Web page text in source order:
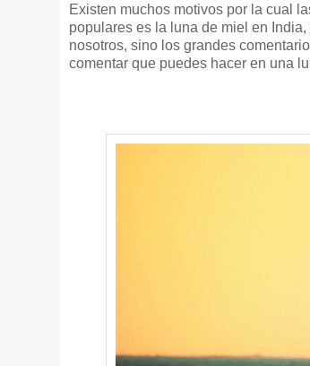
Existen muchos motivos por la cual
populares es la luna de miel en
nosotros, sino los grandes
comentar que puedes hacer en una